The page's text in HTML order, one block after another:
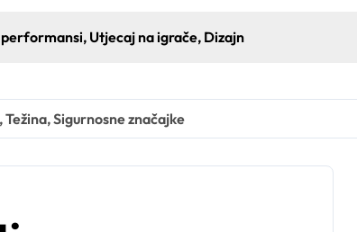
Utjecaj na igrače, Dizajn
Sigurnosne značajke